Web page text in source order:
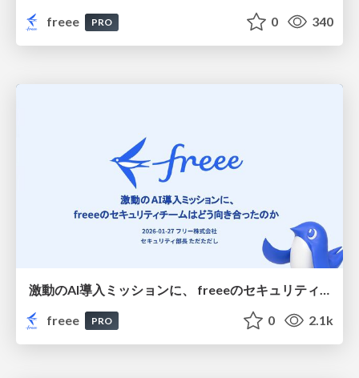
freee
PRO 0 340
freee
PRO 0 2.1k